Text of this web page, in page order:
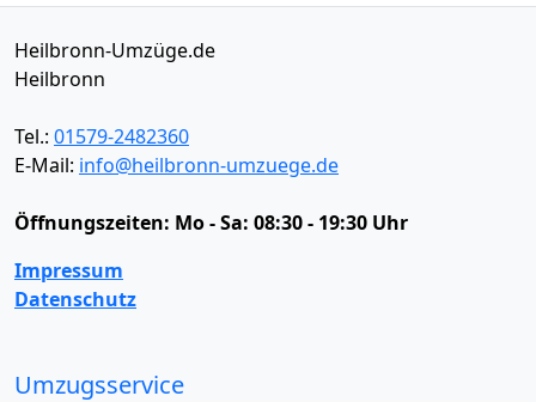
Heilbronn-Umzüge.de
Heilbronn
Tel.: 01579-2482360
E-Mail: info@heilbronn-umzuege.de
Öffnungszeiten: Mo - Sa: 08:30 - 19:30 Uhr
Impressum
Datenschutz
Umzugsservice